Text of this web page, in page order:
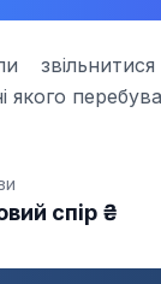
якого
спір ₴